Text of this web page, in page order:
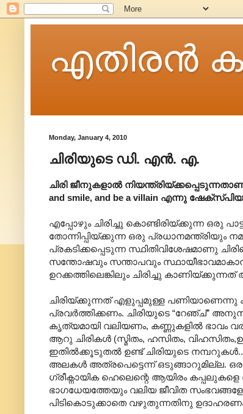
എതിരന്‍
Monday, January 4, 2010
ചിരിയുടെ ഡി. എൻ. എ.
ചിരി ജീനുകളാൽ
and smile, and be a villain എന്നു
എപ്പോഴും ചിരിച്ചു കൊണ്ടിരിയ്ക്കുന്ന ഒരു
തോന്നിപ്പിയ്ക്കുന്ന ഒരു പ്രധാനമന്ത്രിയും
പ്രകടിക്കപ്പെടുന്ന സ്ഥിതിവിശേഷമാണു
സന്തോഷവും സന്താപവും സ്ഥായീഭാവമാകാൻ
ഉറക്കത്തിലെങ്കിലും ചിരിച്ചു
ചിരിയ്ക്കുന്നത് എളുപ്പമുള്ള പണിയാണെന്നു
പ്രവർത്തിക്കണം. ചിരിയുടെ “റേഞ്ച്”
കൃത്യമായി വലിയണം, കണ്ണുകളിൽ ഭാവം
ആറു ചിരികൾ (സ്മിതം, ഹസിതം,
ഇതിൽക്കൂടുതൽ ഉണ്ട് ചിരിയുടെ നമ്പറുകൾ..
അലകൾ അത്രപെട്ടെന്ന് ഒടുങ്ങാറുമില്ല. ഒരു
ഗ്രീക്നാ‍യിക ഹെലെന്റെ ആയിരം കപ്പലുകളെ
ഭാഗധേയത്തേയും വലിയ ജീവിത
പിടികൊടുക്കാതെ വഴുതുന്നതിനു